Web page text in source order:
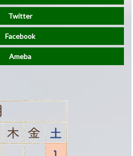
Twitter
Facebook
Ameba